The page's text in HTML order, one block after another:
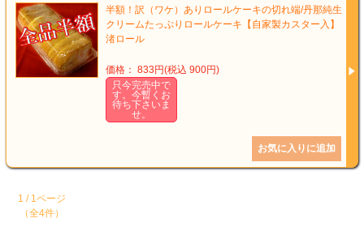
半額！訳（ワケ）ありロールケーキの切れ端/丹那純生
クリームたっぷりロールケーキ【自家製カスター入】
渚ロール
価格： 833円(税込 900円)
只今完売中で
す。今暫くお
待ち下さいま
せ。
1 / 1ページ
（全4件）